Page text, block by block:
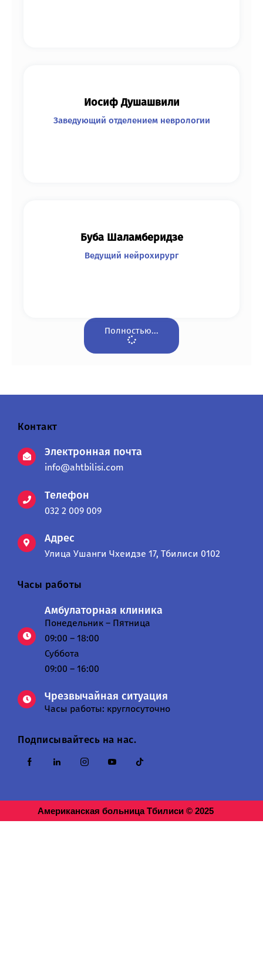
Иосиф Душашвили
Заведующий отделением неврологии
Буба Шаламберидзе
Ведущий нейрохирург
Полностью...
Контакт
Электронная почта
info@ahtbilisi.com
Телефон
032 2 009 009
Адрес
Улица Ушанги Чхеидзе 17, Тбилиси 0102
Часы работы
Амбулаторная клиника
Понедельник – Пятница
09:00 – 18:00
Суббота
09:00 – 16:00
Чрезвычайная ситуация
Часы работы: круглосуточно
Подписывайтесь на нас.
Американская больница Тбилиси © 2025